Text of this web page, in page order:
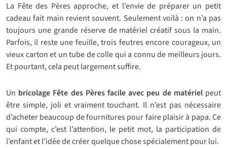
La Fête des Pères approche, et l’envie de préparer un petit
cadeau fait main revient souvent. Seulement voilà : on n’a pas
toujours une grande réserve de matériel créatif sous la main.
Parfois, il reste une feuille, trois feutres encore courageux, un
vieux carton et un tube de colle qui a connu de meilleurs jours.
Et pourtant, cela peut largement suffire.
Un bricolage Fête des Pères facile avec peu de matérielpeut
être simple, joli et vraiment touchant. Il n’est pas nécessaire
d’acheter beaucoup de fournitures pour faire plaisir à papa. Ce
qui compte, c’est l’attention, le petit mot, la participation de
l’enfant et l’idée de créer quelque chose spécialement pour lui.